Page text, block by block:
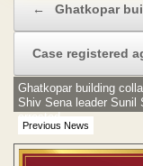
← Ghatkopar
Case registered
Previous News
Ghatkopar building
Shiv Sena leader Sunil
arrested